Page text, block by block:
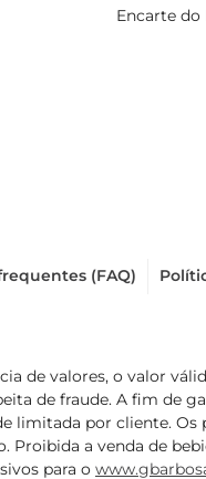
Encarte do
(FAQ)
de valores, o valor
de fraude. A fim de
limitada por cliente. Os
a venda de
para o